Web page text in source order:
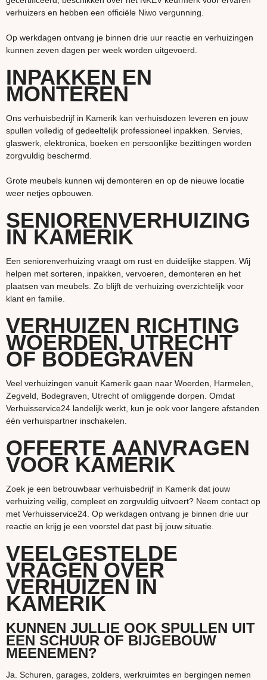
verhuizers en hebben een officiële Niwo vergunning.
Op werkdagen ontvang je binnen drie uur reactie en verhuizingen
kunnen zeven dagen per week worden uitgevoerd.
INPAKKEN EN
MONTEREN
Ons verhuisbedrijf in Kamerik kan verhuisdozen leveren en jouw
spullen volledig of gedeeltelijk professioneel inpakken. Servies,
glaswerk, elektronica, boeken en persoonlijke bezittingen worden
zorgvuldig beschermd.
Grote meubels kunnen wij demonteren en op de nieuwe locatie
weer netjes opbouwen.
SENIORENVERHUIZING
IN KAMERIK
Een seniorenverhuizing vraagt om rust en duidelijke stappen. Wij
helpen met sorteren, inpakken, vervoeren, demonteren en het
plaatsen van meubels. Zo blijft de verhuizing overzichtelijk voor
klant en familie.
VERHUIZEN RICHTING
WOERDEN, UTRECHT
OF BODEGRAVEN
Veel verhuizingen vanuit Kamerik gaan naar Woerden, Harmelen,
Zegveld, Bodegraven, Utrecht of omliggende dorpen. Omdat
Verhuisservice24 landelijk werkt, kun je ook voor langere afstanden
één verhuispartner inschakelen.
OFFERTE AANVRAGEN
VOOR KAMERIK
Zoek je een betrouwbaar verhuisbedrijf in Kamerik dat jouw
verhuizing veilig, compleet en zorgvuldig uitvoert? Neem contact op
met Verhuisservice24. Op werkdagen ontvang je binnen drie uur
reactie en krijg je een voorstel dat past bij jouw situatie.
VEELGESTELDE
VRAGEN OVER
VERHUIZEN IN
KAMERIK
KUNNEN JULLIE OOK SPULLEN UIT
EEN SCHUUR OF BIJGEBOUW
MEENEMEN?
Ja. Schuren, garages, zolders, werkruimtes en bergingen nemen